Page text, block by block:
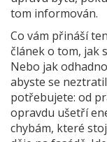
tom informován.
Co vám přináší
článek o tom, jak
Nebo jak
abyste se
potřebujete: od
opravdu ušetří
chybám, které